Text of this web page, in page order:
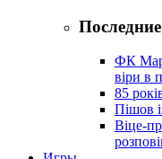
ФК
віри в
85
Пішов
Віце-